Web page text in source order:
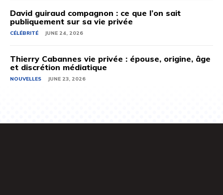
David guiraud compagnon : ce que l’on sait
publiquement sur sa vie privée
CÉLÉBRITÉ JUNE 24, 2026
Thierry Cabannes vie privée : épouse, origine, âge
et discrétion médiatique
NOUVELLES JUNE 23, 2026